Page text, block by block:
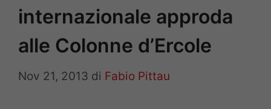
internazionale approda
alle Colonne d’Ercole
Nov 21, 2013 di Fabio Pittau